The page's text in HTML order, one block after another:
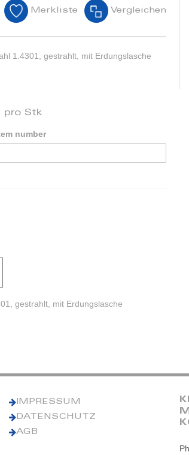
Merkliste Vergleichen
1.4301, gestrahlt, mit Erdungslasche
pro Stk
number
gestrahlt, mit Erdungslasche
IMPRESSUM
DATENSCHUTZ
AGB